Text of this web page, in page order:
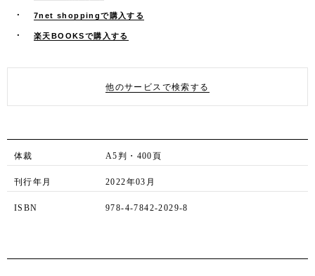
7net shoppingで購入する
楽天BOOKSで購入する
他のサービスで検索する
体裁 A5判・400頁
刊行年月 2022年03月
ISBN 978-4-7842-2029-8